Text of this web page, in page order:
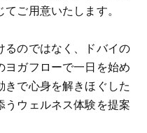
ご用意いたします。
るのではなく、ドバイの
ヨガフローで一日を始め
で心身を解きほぐした
うウェルネス体験を提案